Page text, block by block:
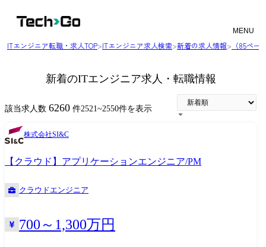
MENU
ITエンジニア転職・求人TOP>ITエンジニア求人検索>新着の求人情報> （85ペー
新着のITエンジニア求人・転職情報
該当求人数 6260 件2521~2550件を表示
株式会社SI&C
【クラウド】アプリケーションエンジニア/PM
クラウドエンジニア
700～1,300万円